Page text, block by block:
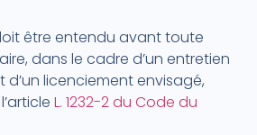
être entendu avant toute
dans le cadre d’un entretien
d’un licenciement envisagé,
L. 1232-2 du Code du